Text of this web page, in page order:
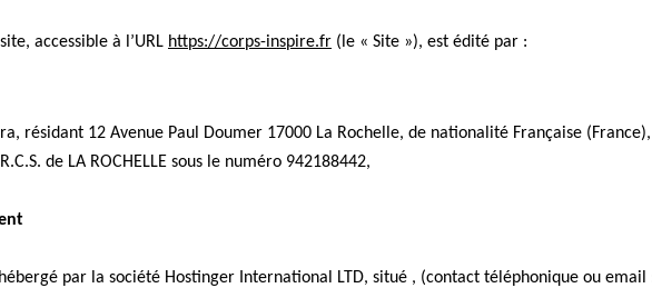
accessible à l’URL https://corps-inspire.fr (le « Site »), est édité par :
résidant 12 Avenue Paul Doumer 17000 La Rochelle, de nationalité Française
de LA ROCHELLE sous le numéro 942188442,
par la société Hostinger International LTD, situé , (contact téléphonique ou email